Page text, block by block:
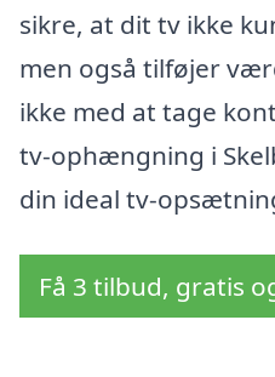
sikre, at dit tv ikke
men også tilføjer
ikke med at tage
tv-ophængning i
din ideal tv-
Få 3 tilbud, gratis